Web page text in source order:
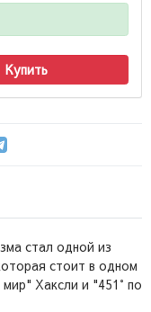
Купить
стал одной из
стоит в одном
Хаксли и "451° по